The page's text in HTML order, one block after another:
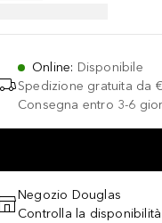
Online: Disponibile
Spedizione gratuita da
Consegna entro 3-6
Negozio Douglas
Controlla la